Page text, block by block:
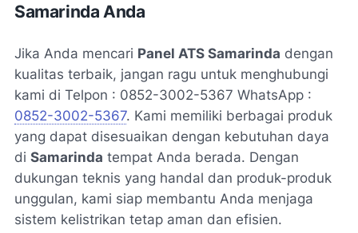
Samarinda Anda
Jika Anda mencari Panel ATS Samarinda dengan
kualitas terbaik, jangan ragu untuk menghubungi
kami di Telpon : 0852-3002-5367 WhatsApp :
0852-3002-5367. Kami memiliki berbagai produk
yang dapat disesuaikan dengan kebutuhan daya
di Samarinda tempat Anda berada. Dengan
dukungan teknis yang handal dan produk-produk
unggulan, kami siap membantu Anda menjaga
sistem kelistrikan tetap aman dan efisien.